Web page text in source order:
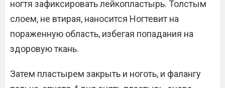
ногтя зафиксировать лейкопластырь. Толстым
слоем, не втирая, наносится Ногтевит на
пораженную область, избегая попадания на
здоровую ткань.
Затем пластырем закрыть и ноготь, и фалангу